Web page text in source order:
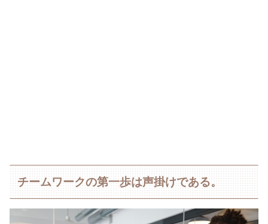
チームワークの第一歩は声掛けである。